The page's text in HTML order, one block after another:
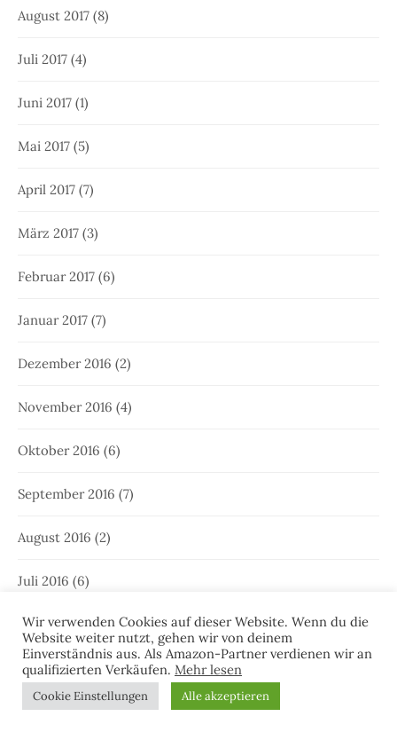
August 2017 (8)
Juli 2017 (4)
Juni 2017 (1)
Mai 2017 (5)
April 2017 (7)
März 2017 (3)
Februar 2017 (6)
Januar 2017 (7)
Dezember 2016 (2)
November 2016 (4)
Oktober 2016 (6)
September 2016 (7)
August 2016 (2)
Juli 2016 (6)
Juni 2016(3)
Mai 2016(4)
April 2016(4)
Wir verwenden Cookies auf dieser Website. Wenn du die
Website weiter nutzt, gehen wir von deinem
Einverständnis aus. Als Amazon-Partner verdienen wir an
qualifizierten Verkäufen. Mehr lesen
Cookie Einstellungen Alle akzeptieren